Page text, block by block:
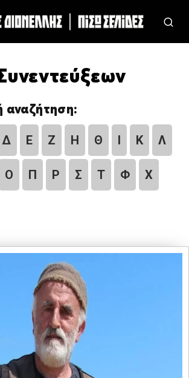
αναζήτηση:
Δ Ε Ζ Η Θ Ι Κ Λ
Ο Π Ρ Σ Τ Φ Χ